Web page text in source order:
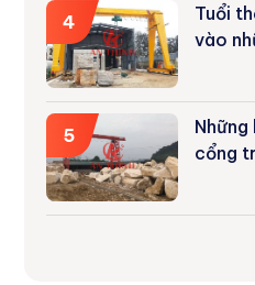
4
Tuổi
vào
5
cổng